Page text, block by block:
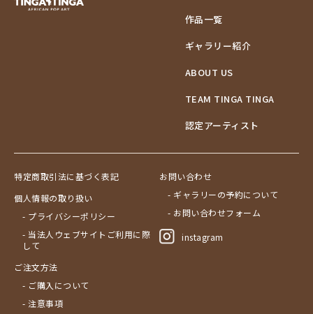
作品一覧
ギャラリー紹介
ABOUT US
TEAM TINGA TINGA
認定アーティスト
特定商取引法に基づく表記
個人情報の取り扱い
- プライバシーポリシー
- 当法人ウェブサイトご利用に際
して
ご注文方法
- ご購入について
- 注意事項
お問い合わせ
- ギャラリーの予約について
- お問い合わせフォーム
instagram